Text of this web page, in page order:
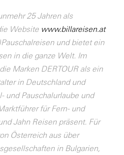
25 Jahren als
Website www.billareisen.at
und bietet ein
in die ganze Welt. Im
Marken DERTOUR als ein
in Deutschland und
und Pauschalurlaube und
für Fern- und
Jahn Reisen präsent. Für
Österreich aus über
in Bulgarien,